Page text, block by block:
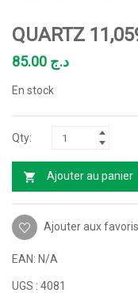
QUARTZ
د.ج
En stock
Ajouter au panier
Ajouter aux favoris
EAN: N/A
UGS : 4081